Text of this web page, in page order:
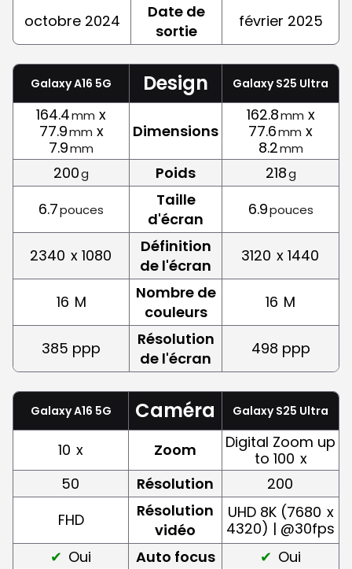
octobre 2024
Date de
sortie
février 2025
Galaxy A16 5G Design Galaxy S25 Ultra
164.4mm x
77.9mm x
7.9mm
Dimensions
162.8mm x
77.6mm x
8.2mm
200g Poids 218g
6.7pouces
Taille
d'écran
6.9pouces
2340 x 1080
Définition
de l'écran
3120 x 1440
16 M
Nombre de
couleurs
16 M
385 ppp
Résolution
de l'écran
498 ppp
Galaxy A16 5G Caméra Galaxy S25 Ultra
10 x Zoom
Digital Zoom up
to 100 x
50
Résolution
200
FHD
Résolution
vidéo
UHD 8K (7680 x
4320) | @30fps
Oui
Auto focus
Oui